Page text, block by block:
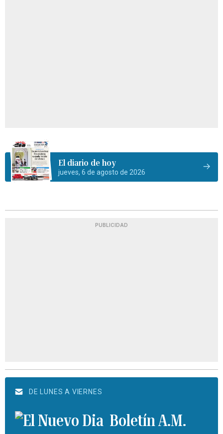
El diario de hoy
jueves, 6 de agosto de 2026
PUBLICIDAD
DE LUNES A VIERNES
Boletín A.M.